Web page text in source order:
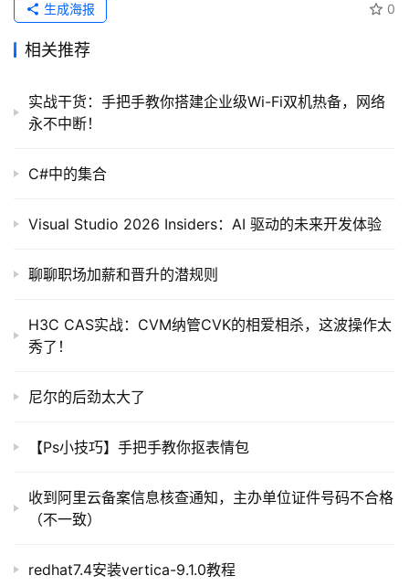
0
生成海报
相关推荐
实战干货：手把手教你搭建企业级Wi-Fi双机热备，网络
永不中断！
C#中的集合
Visual Studio 2026 Insiders：AI 驱动的未来开发体验
聊聊职场加薪和晋升的潜规则
H3C CAS实战：CVM纳管CVK的相爱相杀，这波操作太
秀了！
尼尔的后劲太大了
【Ps小技巧】手把手教你抠表情包
收到阿里云备案信息核查通知，主办单位证件号码不合格
（不一致）
redhat7.4安装vertica-9.1.0教程